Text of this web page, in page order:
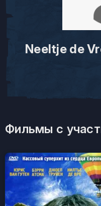
Neeltje de
Фильмы с